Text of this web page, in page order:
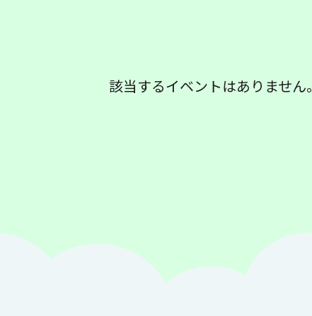
該当するイベントはありません。